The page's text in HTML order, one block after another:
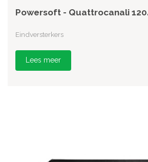
Powersoft - Quattrocanali
Eindversterkers
Lees meer